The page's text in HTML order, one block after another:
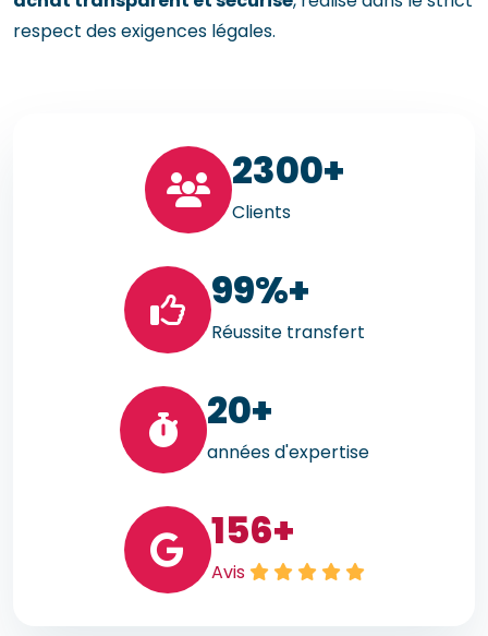
respect des exigences légales.
2300+
Clients
99%+
Réussite transfert
20+
années d'expertise
156+
Avis